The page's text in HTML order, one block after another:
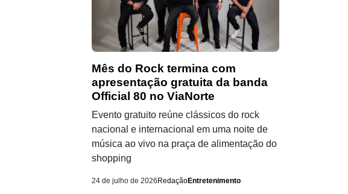
Mês do Rock termina com
apresentação gratuita da banda
Official 80 no ViaNorte
Evento gratuito reúne clássicos do rock
nacional e internacional em uma noite de
música ao vivo na praça de alimentação do
shopping
24 de julho de 2026RedaçãoEntretenimento